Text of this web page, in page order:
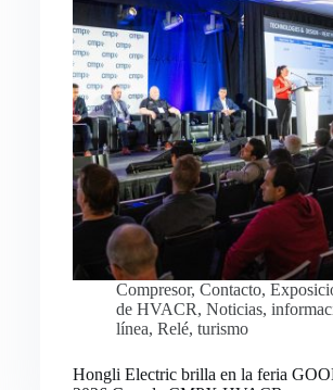
Compresor, Contacto,
de HVACR, Noticias,
línea, Relé, turismo
Hongli Electric brilla en la feria